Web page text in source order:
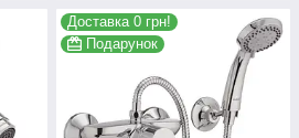
Доставка 0 грн!
Подарунок